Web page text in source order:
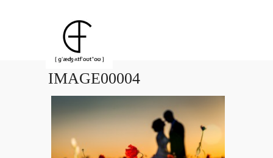
IMAGE00004